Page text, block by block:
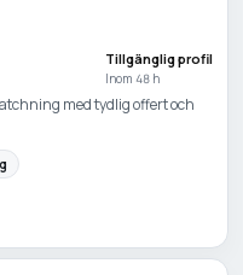
Tillgänglig profil
Inom 48 h
med tydlig offert och